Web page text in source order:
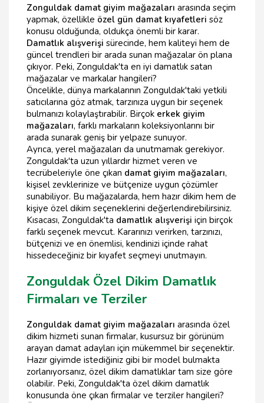
Zonguldak damat giyim mağazaları arasında seçim
yapmak, özellikle özel gün damat kıyafetleri söz
konusu olduğunda, oldukça önemli bir karar.
Damatlık alışverişi sürecinde, hem kaliteyi hem de
güncel trendleri bir arada sunan mağazalar ön plana
çıkıyor. Peki, Zonguldak'ta en iyi damatlık satan
mağazalar ve markalar hangileri?
Öncelikle, dünya markalarının Zonguldak'taki yetkili
satıcılarına göz atmak, tarzınıza uygun bir seçenek
bulmanızı kolaylaştırabilir. Birçok erkek giyim
mağazaları, farklı markaların koleksiyonlarını bir
arada sunarak geniş bir yelpaze sunuyor.
Ayrıca, yerel mağazaları da unutmamak gerekiyor.
Zonguldak'ta uzun yıllardır hizmet veren ve
tecrübeleriyle öne çıkan damat giyim mağazaları,
kişisel zevklerinize ve bütçenize uygun çözümler
sunabiliyor. Bu mağazalarda, hem hazır dikim hem de
kişiye özel dikim seçeneklerini değerlendirebilirsiniz.
Kısacası, Zonguldak'ta damatlık alışverişi için birçok
farklı seçenek mevcut. Kararınızı verirken, tarzınızı,
bütçenizi ve en önemlisi, kendinizi içinde rahat
hissedeceğiniz bir kıyafet seçmeyi unutmayın.
Zonguldak Özel Dikim Damatlık
Firmaları ve Terziler
Zonguldak damat giyim mağazaları arasında özel
dikim hizmeti sunan firmalar, kusursuz bir görünüm
arayan damat adayları için mükemmel bir seçenektir.
Hazır giyimde istediğiniz gibi bir model bulmakta
zorlanıyorsanız, özel dikim damatlıklar tam size göre
olabilir. Peki, Zonguldak'ta özel dikim damatlık
konusunda öne çıkan firmalar ve terziler hangileri?